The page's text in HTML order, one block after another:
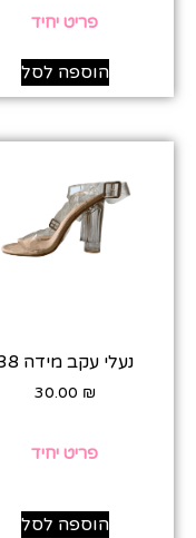
פריט יחיד
הוספה לסל
נעלי עקב מידה 38
30.00 ₪
פריט יחיד
הוספה לסל